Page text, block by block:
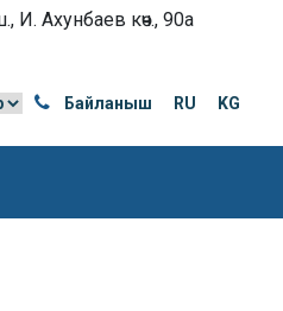
Ахунбаев көч., 90а
Байланыш RU KG